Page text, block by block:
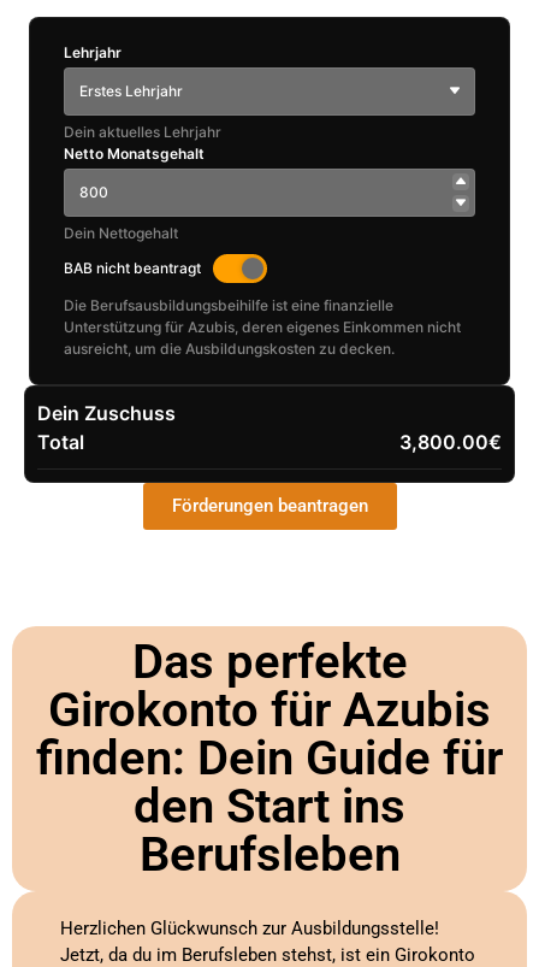
Lehrjahr
Erstes Lehrjahr
Dein aktuelles Lehrjahr
Netto Monatsgehalt
Dein Nettogehalt
BAB nicht beantragt
Die Berufsausbildungsbeihilfe ist eine finanzielle
Unterstützung für Azubis, deren eigenes Einkommen nicht
ausreicht, um die Ausbildungskosten zu decken.
Dein Zuschuss
Total
3,800.00€
Förderungen beantragen
Das perfekte
Girokonto für Azubis
finden: Dein Guide für
den Start ins
Berufsleben
Herzlichen Glückwunsch zur Ausbildungsstelle!
Jetzt, da du im Berufsleben stehst, ist ein Girokonto